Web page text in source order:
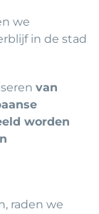
we
in de stad
van
worden
raden we